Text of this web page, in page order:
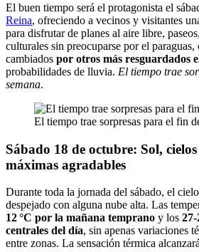
El buen tiempo será el protagonista el
Reina, ofreciendo a vecinos y visitantes
para disfrutar de planes al aire libre,
culturales sin preocuparse por el
cambiados por otros más resguardados
probabilidades de lluvia. El tiempo trae
semana.
El tiempo trae sorpresas para el fin
Sábado 18 de octubre: Sol,
máximas agradables
Durante toda la jornada del sábado, el
despejado con alguna nube alta. Las
12 °C por la mañana temprano y los 27-
centrales del día, sin apenas variaciones
entre zonas. La sensación térmica